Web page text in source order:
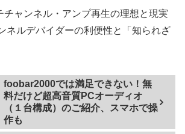
チャンネル・アンプ再生の理想と現実
ネルデバイダーの利便性と「知られざ
foobar2000では満足できない！無
料だけど超高音質PCオーディオ
（１台構成）のご紹介、スマホで操
作も